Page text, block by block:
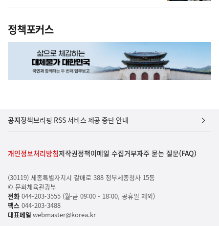
정책포커스
공지정책브리핑 RSS 서비스 제공 중단 안내
개인정보처리방침저작권정책이메일 수집거부자주 묻는 질문(FAQ)
(30119) 세종특별자치시 갈매로 388 정부세종청사 15동
© 문화체육관광부
전화044-203-3555 (월-금 09:00 - 18:00, 공휴일 제외)
팩스 044-203-3488
대표메일 webmaster@korea.kr